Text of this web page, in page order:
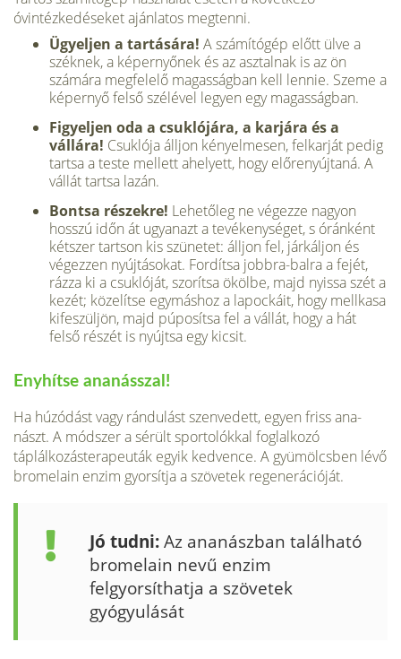
óvintézkedéseket ajánlatos megtenni.
Ügyeljen a tartására! A számítógép előtt ülve a
széknek, a képernyőnek és az asztal­nak is az ön
számára megfelelő magasságban kell lennie. Szeme a
képernyő felső szélével legyen egy magasságban.
Figyeljen oda a csuklójára, a karjára és a
vállára! Csuklója álljon kényelmesen, felkarját pedig
tartsa a teste mellett ahelyett, hogy előrenyújtaná. A
vállát tartsa lazán.
Bontsa részekre! Lehetőleg ne végezze nagyon
hosszú időn át ugyanazt a tevékeny­séget, s óránként
kétszer tartson kis szünetet: álljon fel, járkáljon és
végezzen nyújtásokat. Fordítsa jobbra-balra a fejét,
rázza ki a csuk­lóját, szorítsa ökölbe, majd nyissa szét a
ke­zét; közelítse egymáshoz a lapockáit, hogy mellkasa
kifeszüljön, majd púposítsa fel a vállát, hogy a hát
felső részét is nyújtsa egy kicsit.
Enyhítse ananásszal!
Ha húzódást vagy rándulást szenvedett, egyen friss ana­
nászt. A módszer a sérült sportolókkal foglal­kozó
táplálkozásterapeuták egyik kedvence. A gyümölcsben lévő
bromelain enzim gyor­sítja a szövetek regenerációját.
Jó tudni:Az ananászban található
bromelain nevű enzim
felgyorsíthatja a szövetek
gyógyulását